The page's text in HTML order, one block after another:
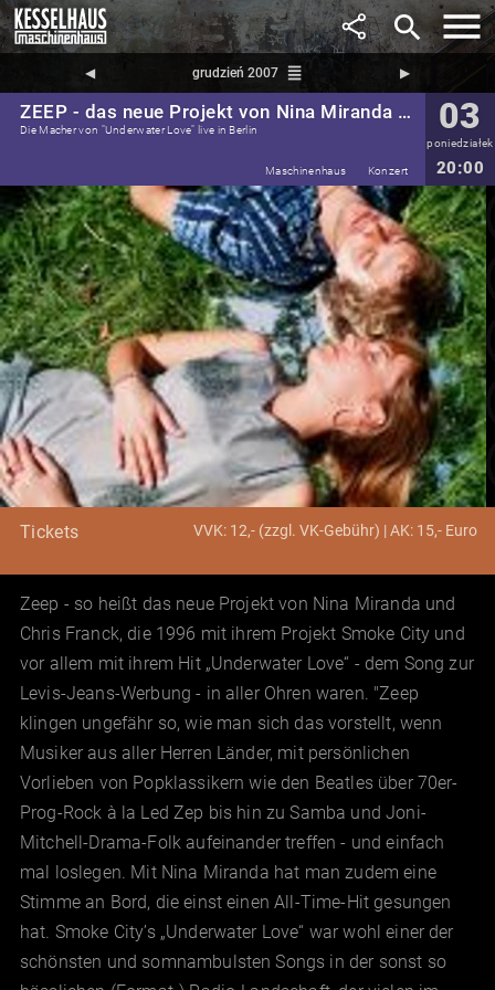
search
◀︎ grudzień 2007 reorder ▶︎
ZEEP - das neue Projekt von Nina Miranda und Chris Franck!
Die Macher von "Underwater Love" live in Berlin 03
poniedziałek
20:00
Maschinenhaus Konzert
Tickets VVK: 12,- (zzgl. VK-Gebühr) | AK: 15,- Euro
Zeep - so heißt das neue Projekt von Nina Miranda und
Chris Franck, die 1996 mit ihrem Projekt Smoke City und
vor allem mit ihrem Hit „Underwater Love“ - dem Song zur
Levis-Jeans-Werbung - in aller Ohren waren. "Zeep
klingen ungefähr so, wie man sich das vorstellt, wenn
Musiker aus aller Herren Länder, mit persönlichen
Vorlieben von Popklassikern wie den Beatles über 70er-
Prog-Rock à la Led Zep bis hin zu Samba und Joni-
Mitchell-Drama-Folk aufeinander treffen - und einfach
mal loslegen. Mit Nina Miranda hat man zudem eine
Stimme an Bord, die einst einen All-Time-Hit gesungen
hat. Smoke City’s „Underwater Love“ war wohl einer der
schönsten und somnambulsten Songs in der sonst so